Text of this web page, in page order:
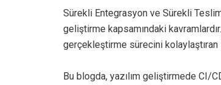
Sürekli Entegrasyon ve Sürekli
geliştirme kapsamındaki
gerçekleştirme sürecini kolaylaştıran
Bu blogda, yazılım geliştirmede CI/